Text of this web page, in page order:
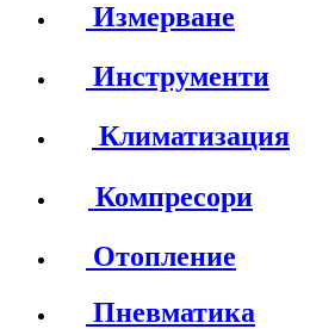
Измерване
Инструменти
Климатизация
Компресори
Отопление
Пневматика